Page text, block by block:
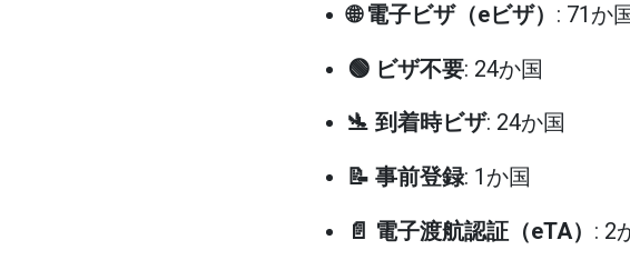
🌐 電子ビザ（eビザ） : 71か
🟢 ビザ不要: 24か国
🛬 到着時ビザ: 24か国
📝 事前登録: 1か国
📄 電子渡航認証（eTA） : 2